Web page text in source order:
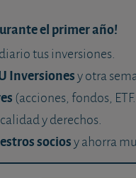
el primer año!
tus inversiones.
Inversionesy otra
(acciones, fondos,
y derechos.
sociosy ahorra